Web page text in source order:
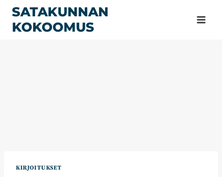
Siirry
sisältöön
SATAKUNNAN
KOKOOMUS
KIRJOITUKSET